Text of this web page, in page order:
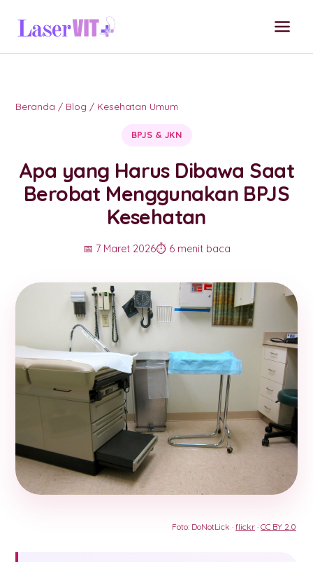
Beranda / Blog / Kesehatan Umum
BPJS & JKN
Apa yang Harus Dibawa Saat
Berobat Menggunakan BPJS
Kesehatan
📅 7 Maret 2026⏱️ 6 menit baca
Foto: DoNotLick · flickr · CC BY 2.0